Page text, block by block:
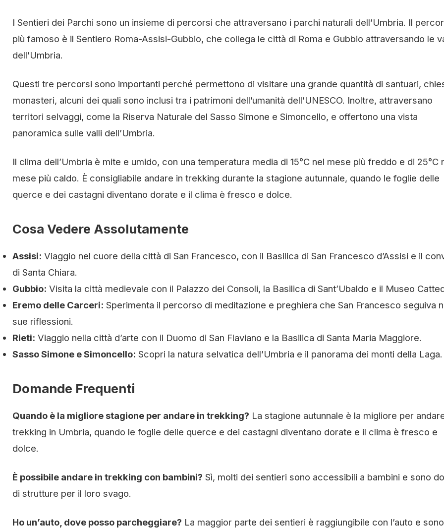
I Sentieri dei Parchi sono un insieme di percorsi che attraversano i parchi naturali dell’Umbria. Il
più famoso è il Sentiero Roma-Assisi-Gubbio, che collega le città di Roma e Gubbio attraversando le
dell’Umbria.
Questi tre percorsi sono importanti perché permettono di visitare una grande quantità di santuari,
monasteri, alcuni dei quali sono inclusi tra i patrimoni dell’umanità dell’UNESCO. Inoltre, attraversano
territori selvaggi, come la Riserva Naturale del Sasso Simone e Simoncello, e offertono una vista
panoramica sulle valli dell’Umbria.
Il clima dell’Umbria è mite e umido, con una temperatura media di 15°C nel mese più freddo e di 25°C
mese più caldo. È consigliabile andare in trekking durante la stagione autunnale, quando le foglie delle
querce e dei castagni diventano dorate e il clima è fresco e dolce.
Cosa Vedere Assolutamente
Assisi: Viaggio nel cuore della città di San Francesco, con il Basilica di San Francesco d’Assisi e il
di Santa Chiara.
Gubbio: Visita la città medievale con il Palazzo dei Consoli, la Basilica di Sant’Ubaldo e il Museo
Eremo delle Carceri: Sperimenta il percorso di meditazione e preghiera che San Francesco seguiva
sue riflessioni.
Rieti: Viaggio nella città d’arte con il Duomo di San Flaviano e la Basilica di Santa Maria Maggiore.
Sasso Simone e Simoncello: Scopri la natura selvatica dell’Umbria e il panorama dei monti della Laga.
Domande Frequenti
Quando è la migliore stagione per andare in trekking? La stagione autunnale è la migliore per
trekking in Umbria, quando le foglie delle querce e dei castagni diventano dorate e il clima è fresco e
dolce.
È possibile andare in trekking con bambini? Sì, molti dei sentieri sono accessibili a bambini e sono
di strutture per il loro svago.
Ho un’auto, dove posso parcheggiare? La maggior parte dei sentieri è raggiungibile con l’auto e sono